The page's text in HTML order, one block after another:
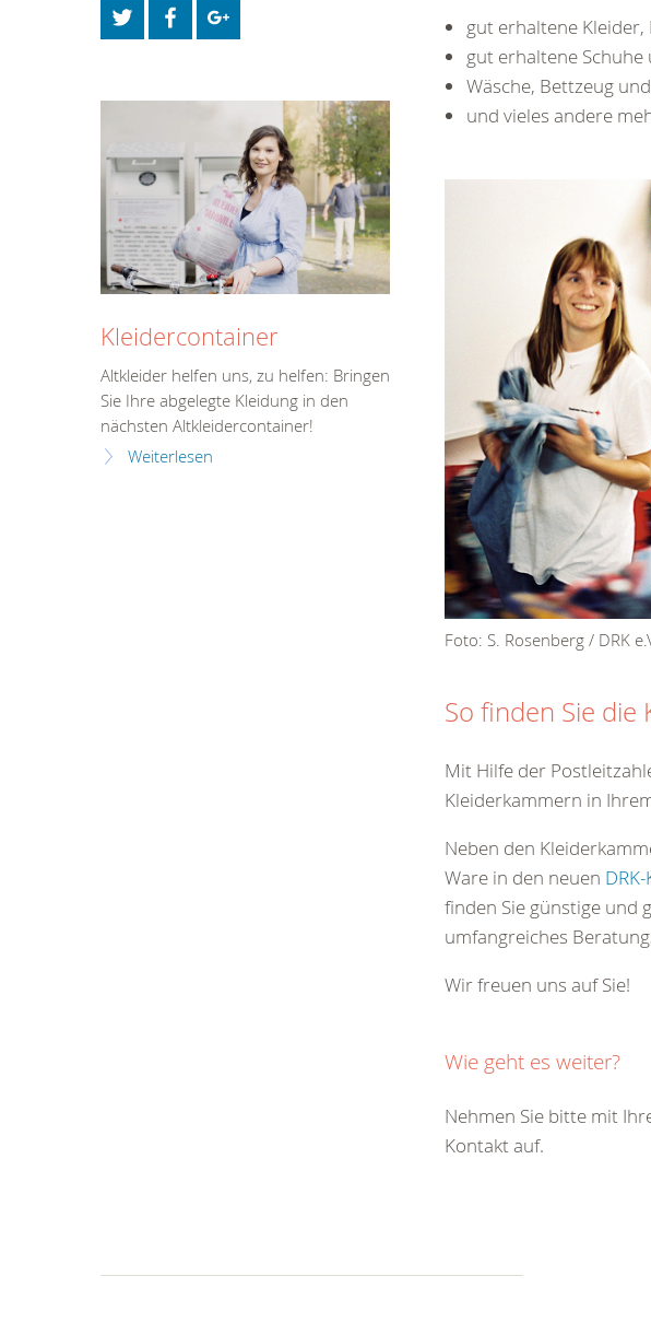
gut erhaltene Kleider,
gut erhaltene
Wäsche, Bettzeug
und vieles andere
Foto: S. Rosenberg / DRK
So finden Sie
Mit Hilfe der
Kleiderkammern in
Neben den
Ware in den neuen
finden Sie günstige und
umfangreiches
Wir freuen uns auf Sie!
Wie geht es weiter?
Nehmen Sie bitte mit
Kontakt auf.
Kleidercontainer
Altkleider helfen uns, zu helfen: Bringen
Sie Ihre abgelegte Kleidung in den
nächsten Altkleidercontainer!
Weiterlesen